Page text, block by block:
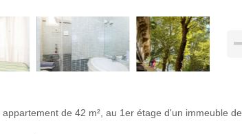
de 42 m², au 1er étage d'un immeuble de